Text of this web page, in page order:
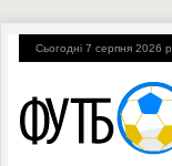
Сьогодні 7 серпня 2026 р.